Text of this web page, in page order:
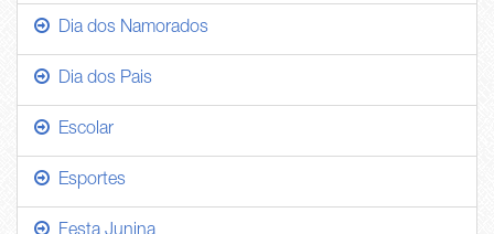
Dia dos Namorados
Dia dos Pais
Escolar
Esportes